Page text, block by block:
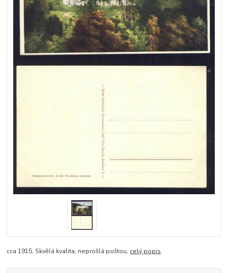
cca 1915, Skvělá kvalita, neprošlá poštou, celý popis